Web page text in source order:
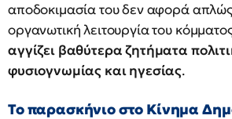
αποδοκιμασία του δεν αφορά
οργανωτική λειτουργία του
αγγίζει βαθύτερα ζητήματα
φυσιογνωμίας και ηγεσίας.
Το παρασκήνιο στο Κίνημα